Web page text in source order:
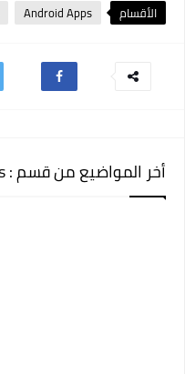
الأقسام Android Apps
أخر المواضيع من قسم : Android Apps